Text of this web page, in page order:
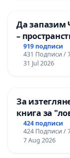
Да запазим
–
919 подписи
431 Подписи /
31 Jul 2026
За
книга за
деца
424 подписи
424 Подписи /
7 Aug 2026